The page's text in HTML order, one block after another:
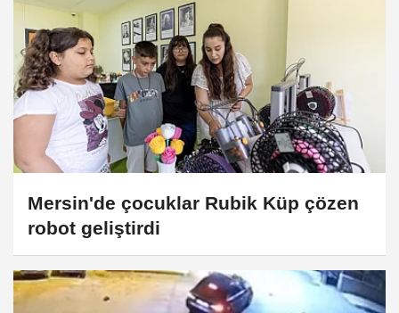
Mersin'de çocuklar Rubik Küp çözen
robot geliştirdi